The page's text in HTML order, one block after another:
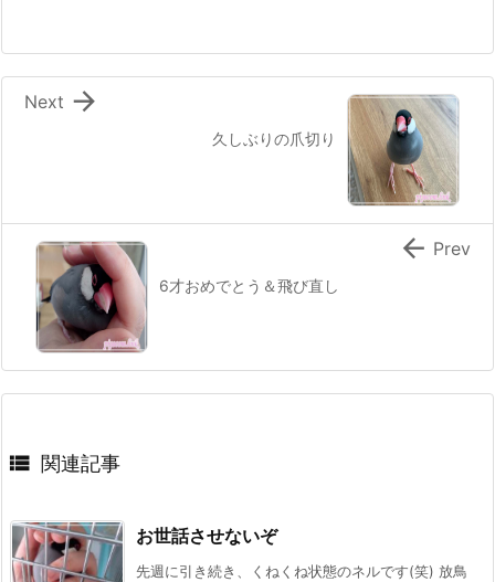
久しぶりの爪切り

Next
6才おめでとう＆飛び直し
 Prev
 関連記事
お世話させないぞ
先週に引き続き、くねくね状態のネルです(笑) 放鳥